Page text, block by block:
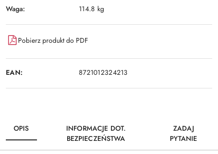
Waga:
114.8 kg
Pobierz produkt do PDF
EAN: 8721012324213
OPIS
INFORMACJE DOT.
BEZPIECZEŃSTWA
ZADAJ
PYTANIE